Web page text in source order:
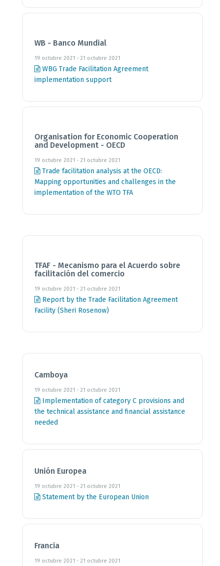
WB - Banco Mundial
19 octubre 2021 - 21 octubre 2021
WBG Trade Facilitation Agreement
implementation support
Organisation for Economic Cooperation
and Development - OECD
19 octubre 2021 - 21 octubre 2021
Trade facilitation analysis at the OECD:
Mapping opportunities and challenges in the
implementation of the WTO TFA
TFAF - Mecanismo para el Acuerdo sobre
facilitación del comercio
19 octubre 2021 - 21 octubre 2021
Report by the Trade Facilitation Agreement
Facility (Sheri Rosenow)
Camboya
19 octubre 2021 - 21 octubre 2021
Implementation of category C provisions and
the technical assistance and financial assistance
needed
Unión Europea
19 octubre 2021 - 21 octubre 2021
Statement by the European Union
Francia
19 octubre 2021 - 21 octubre 2021